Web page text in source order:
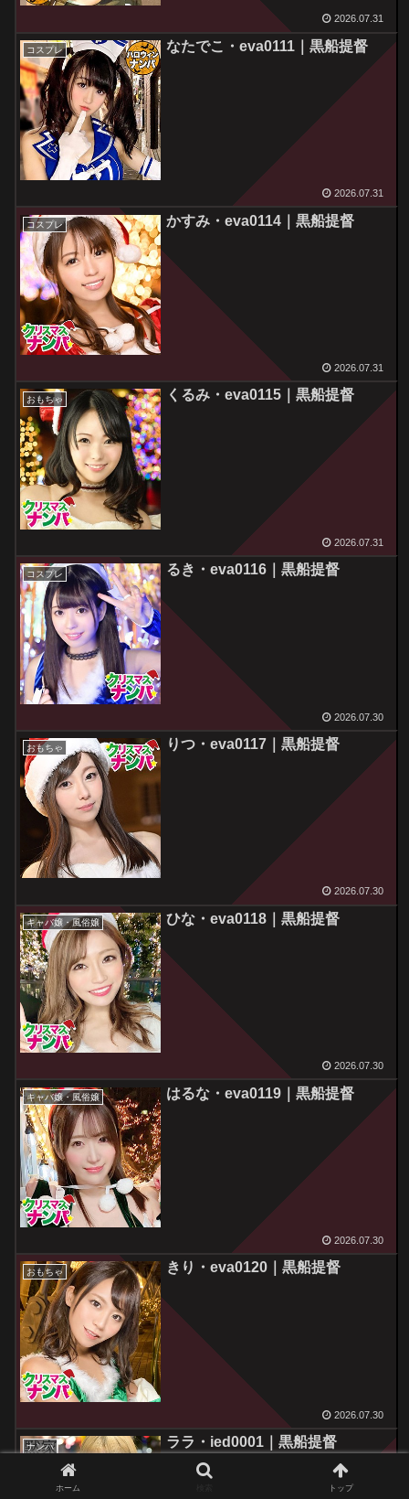
2026.07.31
コスプレ なたでこ・eva0111｜黒船提督
2026.07.31
コスプレ かすみ・eva0114｜黒船提督
2026.07.31
おもちゃ くるみ・eva0115｜黒船提督
2026.07.31
コスプレ るき・eva0116｜黒船提督
2026.07.30
おもちゃ りつ・eva0117｜黒船提督
2026.07.30
キャバ嬢・風俗嬢 ひな・eva0118｜黒船提督
2026.07.30
キャバ嬢・風俗嬢 はるな・eva0119｜黒船提督
2026.07.30
おもちゃ きり・eva0120｜黒船提督
2026.07.30
ナンパ ララ・ied0001｜黒船提督
ホーム トップ